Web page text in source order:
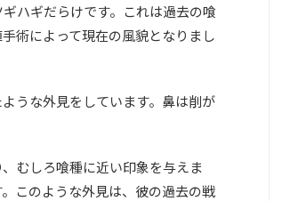
ハギだらけです。これは過去の喰
術によって現在の風貌となりまし
うな外見をしています。鼻は削が
むしろ喰種に近い印象を与えま
このような外見は、彼の過去の戦